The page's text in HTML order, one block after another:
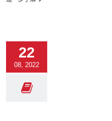
22
08, 2022